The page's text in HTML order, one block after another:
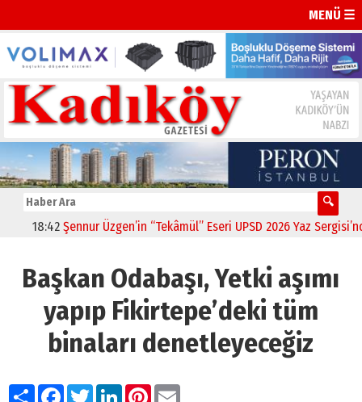
MENÜ ☰
18:42 Şennur Üzgen’in “Tekâmül” Eseri UPSD 2026 Yaz Sergisi’nde
Başkan Odabaşı, Yetki aşımı
yapıp Fikirtepe’deki tüm
binaları denetleyeceğiz
PaylaşFacebook
TwitterLinkedIn
Pinterest
Email